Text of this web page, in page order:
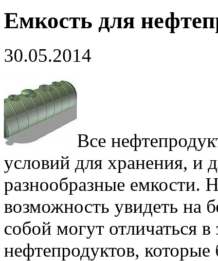
Емкость для
30.05.2014
Все
условий для хранения, и
разнообразные емкости.
возможность увидеть на
собой могут отличаться
нефтепродуктов, которые